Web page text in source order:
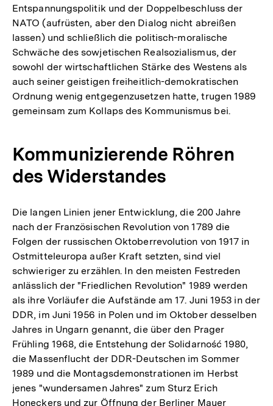
Entspannungspolitik und der Doppelbeschluss der
NATO (aufrüsten, aber den Dialog nicht abreißen
lassen) und schließlich die politisch-moralische
Schwäche des sowjetischen Realsozialismus, der
sowohl der wirtschaftlichen Stärke des Westens als
auch seiner geistigen freiheitlich-demokratischen
Ordnung wenig entgegenzusetzen hatte, trugen 1989
gemeinsam zum Kollaps des Kommunismus bei.
Kommunizierende Röhren
des Widerstandes
Die langen Linien jener Entwicklung, die 200 Jahre
nach der Französischen Revolution von 1789 die
Folgen der russischen Oktoberrevolution von 1917 in
Ostmitteleuropa außer Kraft setzten, sind viel
schwieriger zu erzählen. In den meisten Festreden
anlässlich der "Friedlichen Revolution" 1989 werden
als ihre Vorläufer die Aufstände am 17. Juni 1953 in der
DDR, im Juni 1956 in Polen und im Oktober desselben
Jahres in Ungarn genannt, die über den Prager
Frühling 1968, die Entstehung der Solidarność 1980,
die Massenflucht der DDR-Deutschen im Sommer
1989 und die Montagsdemonstrationen im Herbst
jenes "wundersamen Jahres" zum Sturz Erich
Honeckers und zur Öffnung der Berliner Mauer